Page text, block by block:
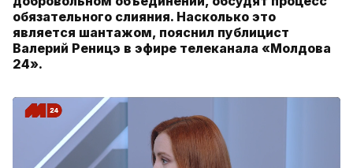
обязательного слияния. Насколько это
является шантажом, пояснил публицист
Валерий Реницэ в эфире телеканала «Молдова
24».